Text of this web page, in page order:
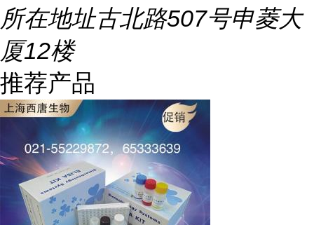
所在地址古北路507号申菱大
厦12楼
推荐产品